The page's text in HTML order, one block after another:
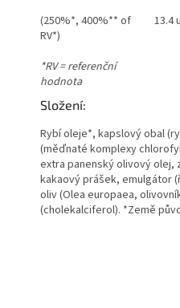
(250%*, 400%** of
RV*)
13.4
*RV = referenční
hodnota
Složení:
Rybí oleje*, kapslový obal
(měďnaté komplexy
extra panenský olivový olej,
kakaový prášek, emulgátor
oliv (Olea europaea,
(cholekalciferol). *Země